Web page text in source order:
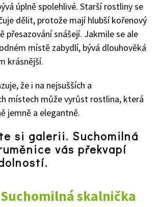
úplně spolehlivé. Starší rostliny se
dělit, protože mají hlubší kořenový
přesazování snášejí. Jakmile se ale
místě zabydlí, bývá dlouhověká
krásnější.
že i na nejsušších a
místech může vyrůst rostlina, která
jemně a elegantně.
si galerii. Suchomilná
vás překvapí
Suchomilná skalnička